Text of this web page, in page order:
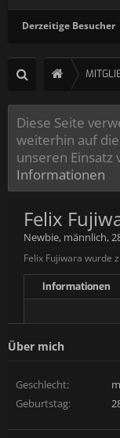
Derzeitige Besucher
Diese Seite
weiterhin auf
unseren Einsatz
Informationen
Felix
Newbie, männlich,
Felix Fujiwara wurde
Informationen
Über mich
Geschlecht:
Geburtstag: